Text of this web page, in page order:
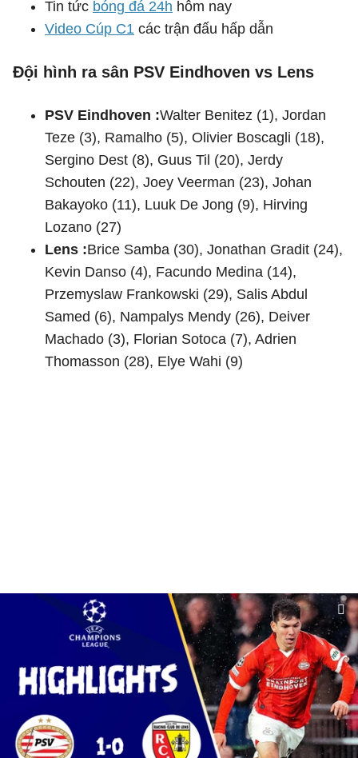
Tin tức bóng đá 24h hôm nay
Video Cúp C1 các trận đấu hấp dẫn
Đội hình ra sân PSV Eindhoven vs Lens
PSV Eindhoven :Walter Benitez (1), Jordan
Teze (3), Ramalho (5), Olivier Boscagli (18),
Sergino Dest (8), Guus Til (20), Jerdy
Schouten (22), Joey Veerman (23), Johan
Bakayoko (11), Luuk De Jong (9), Hirving
Lozano (27)
Lens :Brice Samba (30), Jonathan Gradit (24),
Kevin Danso (4), Facundo Medina (14),
Przemyslaw Frankowski (29), Salis Abdul
Samed (6), Nampalys Mendy (26), Deiver
Machado (3), Florian Sotoca (7), Adrien
Thomasson (28), Elye Wahi (9)